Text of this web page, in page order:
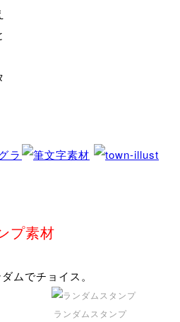
プ素材
ムでチョイス。
ランダムスタンプ